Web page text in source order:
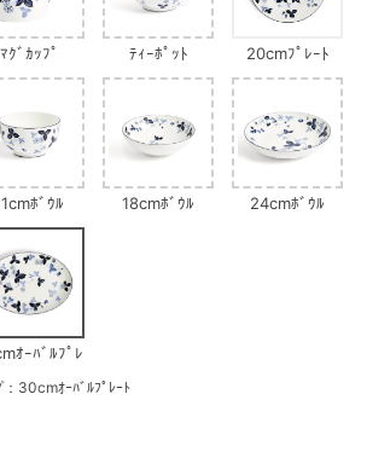
ﾏｸﾞｶｯﾌﾟ ﾃｨｰﾎﾟｯﾄ 20cmﾌﾟﾚｰﾄ
ﾎﾞｳﾙ 18cmﾎﾞｳﾙ 24cmﾎﾞｳﾙ
ｵｰﾊﾞﾙﾌﾟﾚ
30cmｵｰﾊﾞﾙﾌﾟﾚｰﾄ